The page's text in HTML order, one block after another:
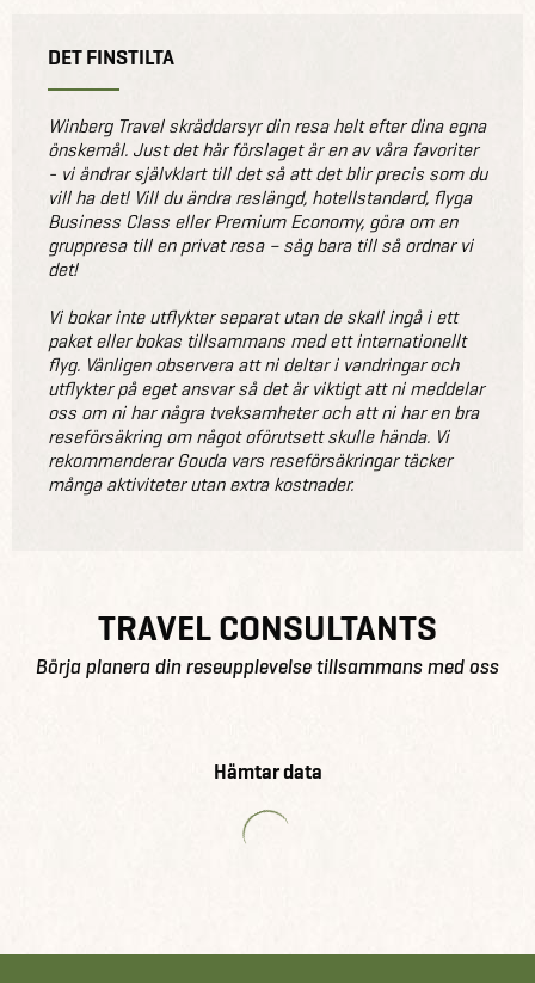
DET FINSTILTA
Winberg Travel skräddarsyr din resa helt efter dina egna
önskemål. Just det här förslaget är en av våra favoriter
- vi ändrar självklart till det så att det blir precis som du
vill ha det! Vill du ändra reslängd, hotellstandard, flyga
Business Class eller Premium Economy, göra om en
gruppresa till en privat resa – säg bara till så ordnar vi
det!
Vi bokar inte utflykter separat utan de skall ingå i ett
paket eller bokas tillsammans med ett internationellt
flyg. Vänligen observera att ni deltar i vandringar och
utflykter på eget ansvar så det är viktigt att ni meddelar
oss om ni har några tveksamheter och att ni har en bra
reseförsäkring om något oförutsett skulle hända. Vi
rekommenderar Gouda vars reseförsäkringar täcker
många aktiviteter utan extra kostnader.
TRAVEL CONSULTANTS
Börja planera din reseupplevelse tillsammans med oss
Hämtar data